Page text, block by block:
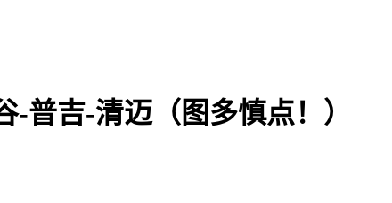
-普吉-清迈（图多慎点！）